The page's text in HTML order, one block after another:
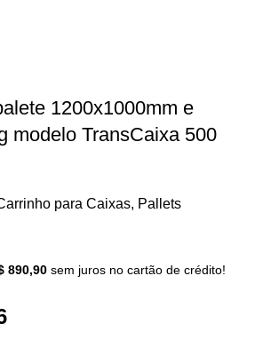
1200x1000mm e
modelo TransCaixa 500
para Caixas, Pallets
890,90 sem juros no cartão de crédito!